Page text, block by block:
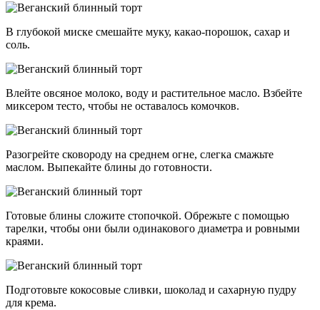
В глубокой миске смешайте муку, какао-порошок, сахар и
соль.
Влейте овсяное молоко, воду и растительное масло. Взбейте
миксером тесто, чтобы не оставалось комочков.
Разогрейте сковороду на среднем огне, слегка смажьте
маслом. Выпекайте блины до готовности.
Готовые блины сложите стопочкой. Обрежьте с помощью
тарелки, чтобы они были одинакового диаметра и ровными
краями.
Подготовьте кокосовые сливки, шоколад и сахарную пудру
для крема.